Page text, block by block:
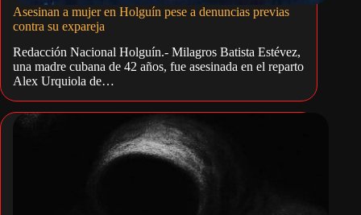
Asesinan a mujer en Holguín pese a denuncias previas
contra su expareja
Redacción Nacional Holguín.- Milagros Batista Estévez,
una madre cubana de 42 años, fue asesinada en el reparto
Alex Urquiola de…